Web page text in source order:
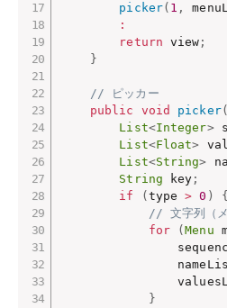
picker( 1 ,
:
return view ;
}
// ピッカー
public
void picker(
List<Integer>
List<Float>
List<String>
String key ;
if
( type > 0 )
{
// 文字列（メ
for
(Menu
}